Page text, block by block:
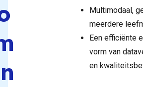
Multimodaal,
meerdere
Een efficiënte
vorm van
en